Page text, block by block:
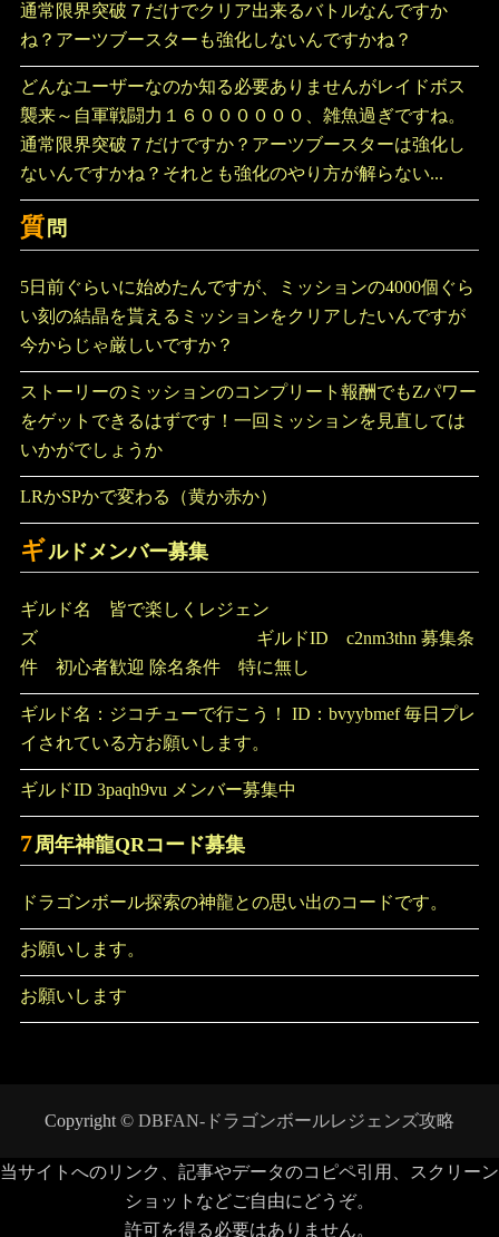
通常限界突破７だけでクリア出来るバトルなんですか
ね？アーツブースターも強化しないんですかね？
どんなユーザーなのか知る必要ありませんがレイドボス
襲来～自軍戦闘力１６００００００、雑魚過ぎですね。
通常限界突破７だけですか？アーツブースターは強化し
ないんですかね？それとも強化のやり方が解らない...
質 問
5日前ぐらいに始めたんですが、ミッションの4000個ぐら
い刻の結晶を貰えるミッションをクリアしたいんですが
今からじゃ厳しいですか？
ストーリーのミッションのコンプリート報酬でもZパワー
をゲットできるはずです！一回ミッションを見直しては
いかがでしょうか
LRかSPかで変わる（黄か赤か）
ギルドメンバー募集
ギルド名 皆で楽しくレジェン
ズ ギルドID c2nm3thn 募集条
件 初心者歓迎 除名条件 特に無し
ギルド名：ジコチューで行こう！ ID：bvyybmef 毎日プレ
イされている方お願いします。
ギルドID 3paqh9vu メンバー募集中
7周年神龍QRコード募集
ドラゴンボール探索の神龍との思い出のコードです。
お願いします。
お願いします
Copyright © DBFAN-ドラゴンボールレジェンズ攻略
当サイトへのリンク、記事やデータのコピペ引用、スクリーン
ショットなどご自由にどうぞ。
許可を得る必要はありません。